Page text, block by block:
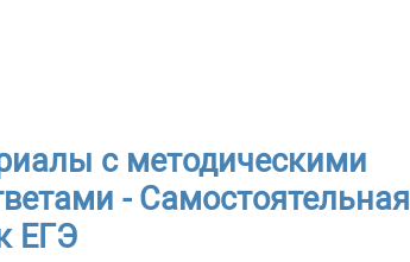
с методическими
- Самостоятельная
ЕГЭ